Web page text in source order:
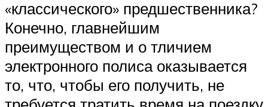
«классического» предшественника?
Конечно, главнейшим
преимуществом и о тличием
электронного полиса оказывается
то, что, чтобы его получить, не